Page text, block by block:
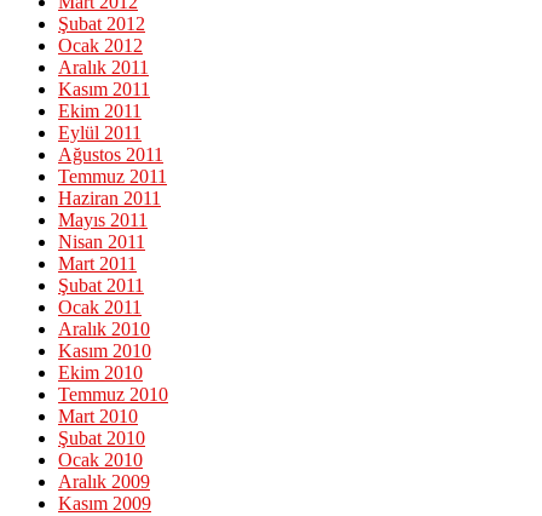
Şubat 2012
Ocak 2012
Aralık 2011
Kasım 2011
Ekim 2011
Eylül 2011
Ağustos 2011
Temmuz 2011
Haziran 2011
Mayıs 2011
Nisan 2011
Mart 2011
Şubat 2011
Ocak 2011
Aralık 2010
Kasım 2010
Ekim 2010
Temmuz 2010
Mart 2010
Şubat 2010
Ocak 2010
Aralık 2009
Kasım 2009